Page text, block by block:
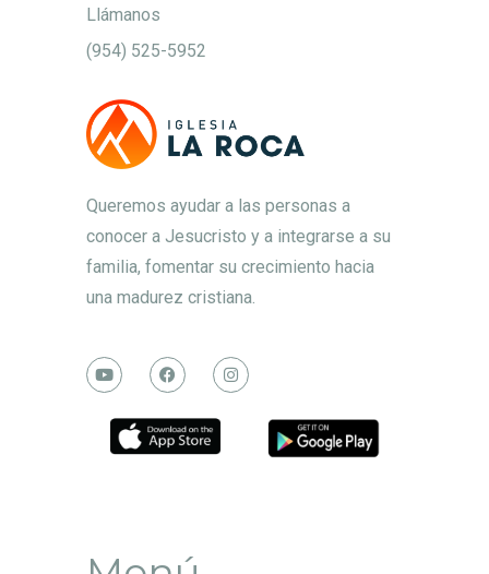
Llámanos
(954) 525-5952
Queremos ayudar a las personas a
conocer a Jesucristo y a integrarse a su
familia, fomentar su crecimiento hacia
una madurez cristiana.